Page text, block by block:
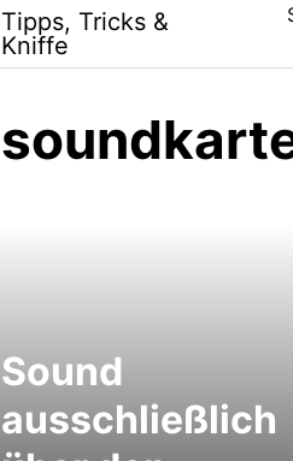
Tipps, Tricks &
Kniffe
Sound
ausschließlich